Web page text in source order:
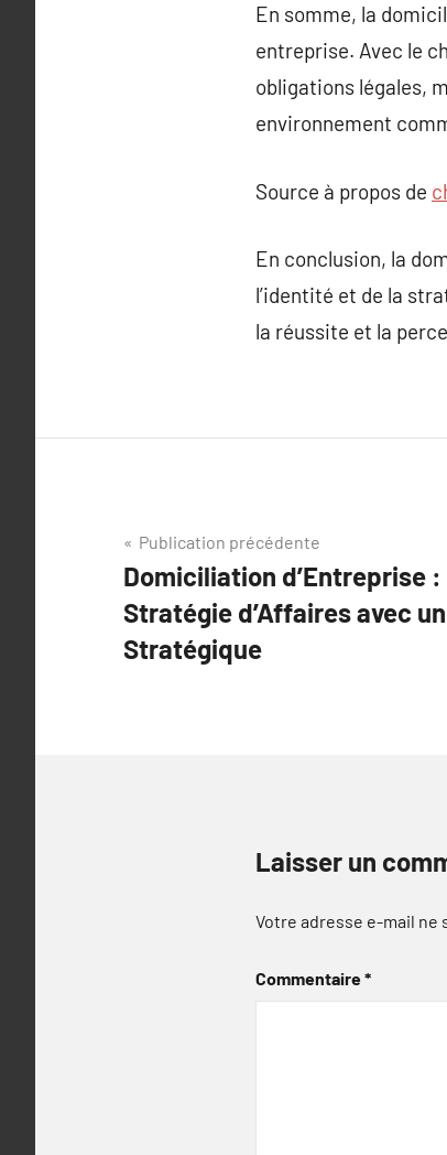
En somme, la
entreprise. Avec le
obligations légales,
environnement
Source à propos de
En conclusion, la
l’identité et de la
la réussite et la
Navigation
de
l’article
Publication précédente
Domiciliation d’Entreprise
Stratégie d’Affaires avec
Stratégique
Laisser un
Votre adresse e-mail ne
Commentaire*